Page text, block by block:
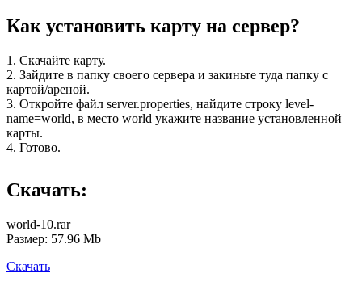
Как установить карту на сервер?
1. Скачайте карту.
2. Зайдите в папку своего сервера и закиньте туда папку с
картой/ареной.
3. Откройте файл server.properties, найдите строку level-
name=world, в место world укажите название установленной
карты.
4. Готово.
Скачать:
world-10.rar
Размер: 57.96 Mb
Скачать